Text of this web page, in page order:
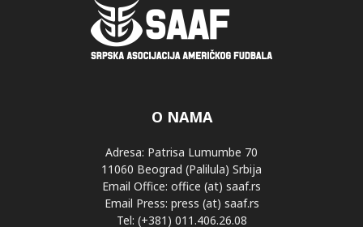
O NAMA
Adresa: Patrisa Lumumbe 70
11060 Beograd (Palilula) Srbija
Email Office: office (at) saaf.rs
Email Press: press (at) saaf.rs
Tel: (+381) 011.406.26.08